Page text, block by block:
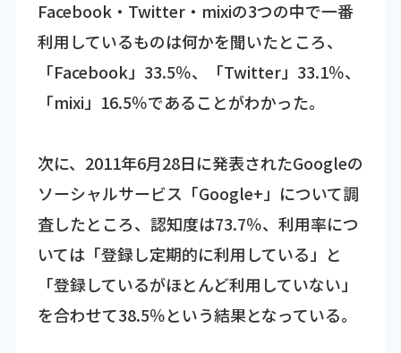
Facebook・Twitter・mixiの3つの中で一番
利用しているものは何かを聞いたところ、
「Facebook」33.5％、「Twitter」33.1％、
「mixi」16.5％であることがわかった。
次に、2011年6月28日に発表されたGoogleの
ソーシャルサービス「Google+」について調
査したところ、認知度は73.7％、利用率につ
いては「登録し定期的に利用している」と
「登録しているがほとんど利用していない」
を合わせて38.5％という結果となっている。